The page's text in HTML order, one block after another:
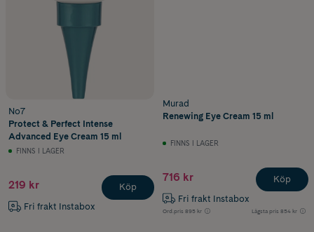
No7
Protect & Perfect Intense
Advanced Eye Cream 15 ml
FINNS I LAGER
219 kr
Fri frakt Instabox
Köp
Murad
Renewing Eye Cream 15 ml
FINNS I LAGER
716 kr
Fri frakt Instabox
Ord.pris 895 kr Lägsta pris 854 kr
Köp